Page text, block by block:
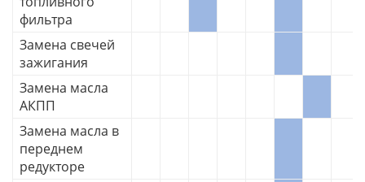
фильтра
Замена свечей
зажигания
Замена масла
АКПП
Замена масла в
переднем
редукторе